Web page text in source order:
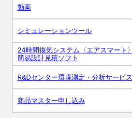
動画
シミュレーションツール
24時間換気システム〈エアスマート〉
簡易設計見積ソフト
R&Dセンター環境測定・分析サービス
商品マスター申し込み